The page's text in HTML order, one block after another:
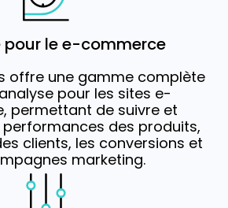
pour le e-commerce
offre une gamme complète
pour les sites e-
permettant de suivre et
performances des produits,
clients, les conversions et
marketing.